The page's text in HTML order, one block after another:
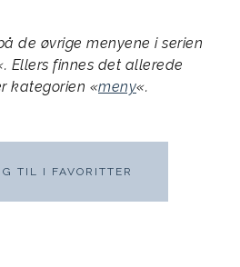
de øvrige menyene i serien
Ellers finnes det allerede
kategorien «meny«.
TIL I FAVORITTER